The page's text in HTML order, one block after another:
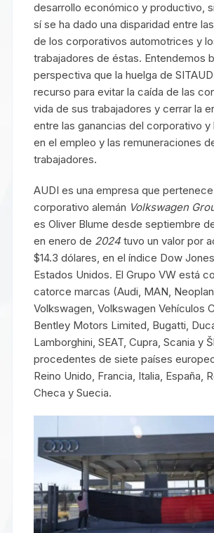
desarrollo económico y productivo,
sí se ha dado una disparidad entre
de los corporativos automotrices y
trabajadores de éstas. Entendemos
perspectiva que la huelga de
recurso para evitar la caída de las
vida de sus trabajadores y cerrar la
entre las ganancias del corporativo y
en el empleo y las remuneraciones
trabajadores.
AUDI es una empresa que pertenece
corporativo alemán Volkswagen
es Oliver Blume desde septiembre
en enero de 2024tuvo un valor por
$14.3 dólares, en el índice Dow
Estados Unidos. El Grupo VW está
catorce marcas (Audi, MAN,
Volkswagen, Volkswagen Vehículos
Bentley Motors Limited, Bugatti,
Lamborghini, SEAT, Cupra, Scania y
procedentes de siete países
Reino Unido, Francia, Italia, España,
Checa y Suecia.